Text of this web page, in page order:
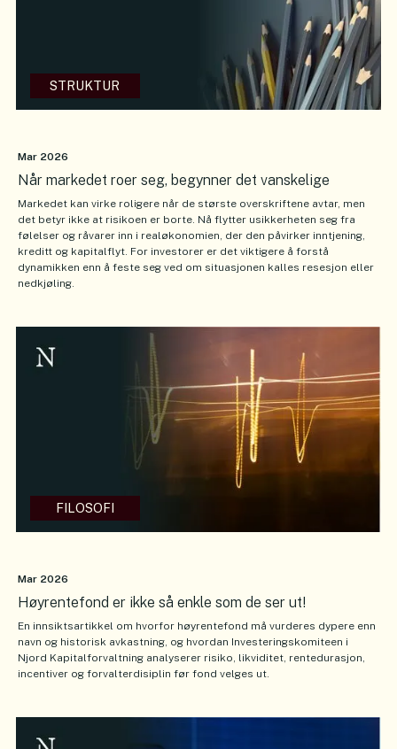
STRUKTUR
Mar 2026
Når markedet roer seg, begynner det vanskelige
Markedet kan virke roligere når de største overskriftene avtar, men
det betyr ikke at risikoen er borte. Nå flytter usikkerheten seg fra
følelser og råvarer inn i realøkonomien, der den påvirker inntjening,
kreditt og kapitalflyt. For investorer er det viktigere å forstå
dynamikken enn å feste seg ved om situasjonen kalles resesjon eller
nedkjøling.
FILOSOFI
Mar 2026
Høyrentefond er ikke så enkle som de ser ut!
En innsiktsartikkel om hvorfor høyrentefond må vurderes dypere enn
navn og historisk avkastning, og hvordan Investeringskomiteen i
Njord Kapitalforvaltning analyserer risiko, likviditet, rentedurasjon,
incentiver og forvalterdisiplin før fond velges ut.